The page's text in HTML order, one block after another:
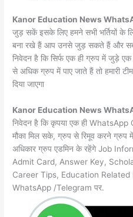
Kanor Education News
जुड़ सकें इसके लिए हमने सभी भर्तियों
बना रखे हैं आप उनसे जुड़ सकते हैं और
निवेदन है कि सिर्फ एक ही ग्रुप में जुड़े
से अधिक ग्रुप में पाए जाते हैं तो हमारी
दिया जाएगा
Kanor Education News
निवेदन है कि कृपया एक ही WhatsApp
मौका मिल सके, ग्रुप से रिमूव करने ग्रुप
अधिकार ग्रुप एडमिन के रहेंगे Job
Admit Card, Answer Key,
Career Tips, Education Related
WhatsApp /Telegram पर.